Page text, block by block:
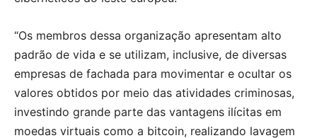
“Os membros dessa organização apresentam alto
padrão de vida e se utilizam, inclusive, de diversas
empresas de fachada para movimentar e ocultar os
valores obtidos por meio das atividades criminosas,
investindo grande parte das vantagens ilícitas em
moedas virtuais como a bitcoin, realizando lavagem